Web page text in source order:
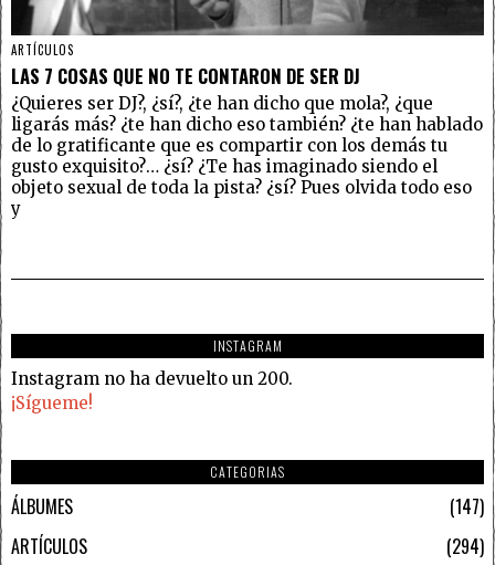
ARTÍCULOS
LAS 7 COSAS QUE NO TE CONTARON DE SER DJ
¿Quieres ser DJ?, ¿sí?, ¿te han dicho que mola?, ¿que
ligarás más? ¿te han dicho eso también? ¿te han hablado
de lo gratificante que es compartir con los demás tu
gusto exquisito?… ¿sí? ¿Te has imaginado siendo el
objeto sexual de toda la pista? ¿sí? Pues olvida todo eso
y
INSTAGRAM
Instagram no ha devuelto un 200.
¡Sígueme!
CATEGORIAS
ÁLBUMES
147
ARTÍCULOS
294